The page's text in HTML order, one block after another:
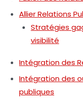
Allier Relations
Stratégies
visibilité
Intégration des
Intégration des
publiques